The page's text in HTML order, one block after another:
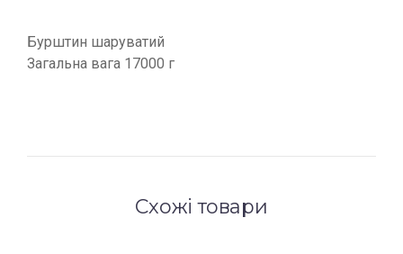
Бурштин шаруватий
Загальна вага 17000 г
Схожі товари